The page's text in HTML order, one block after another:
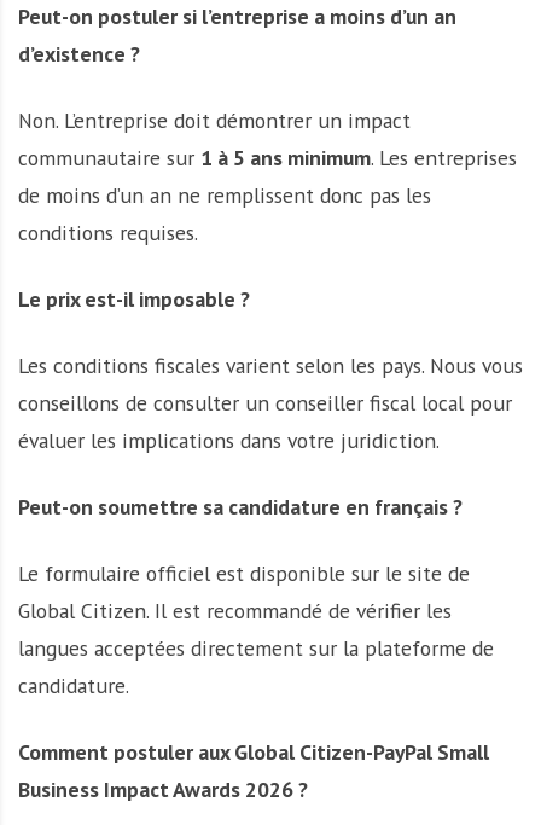
Peut-on postuler si l’entreprise a moins d’un an
d’existence ?
Non. L’entreprise doit démontrer un impact
communautaire sur 1 à 5 ans minimum. Les entreprises
de moins d’un an ne remplissent donc pas les
conditions requises.
Le prix est-il imposable ?
Les conditions fiscales varient selon les pays. Nous vous
conseillons de consulter un conseiller fiscal local pour
évaluer les implications dans votre juridiction.
Peut-on soumettre sa candidature en français ?
Le formulaire officiel est disponible sur le site de
Global Citizen. Il est recommandé de vérifier les
langues acceptées directement sur la plateforme de
candidature.
Comment postuler aux Global Citizen-PayPal Small
Business Impact Awards 2026 ?